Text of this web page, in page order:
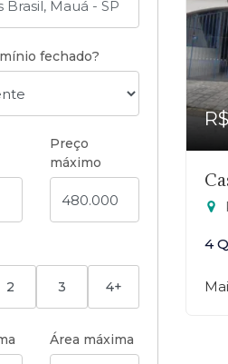
fechado?
Preço
máximo
2 3 4+
Área máxima
4